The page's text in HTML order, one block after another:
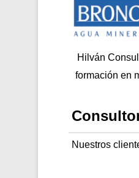
Hilván
formación en
Nuestros